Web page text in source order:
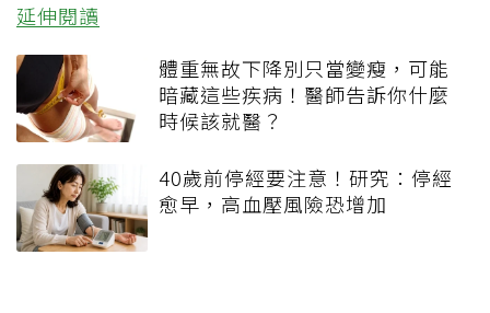
延伸閱讀
體重無故下降別只當變瘦，可能
暗藏這些疾病！醫師告訴你什麼
時候該就醫？
40歲前停經要注意！研究：停經
愈早，高血壓風險恐增加